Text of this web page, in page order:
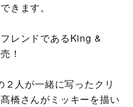
きます。
レンドであるKing &
売！
人が一緒に写ったクリ
橋さんがミッキーを描い